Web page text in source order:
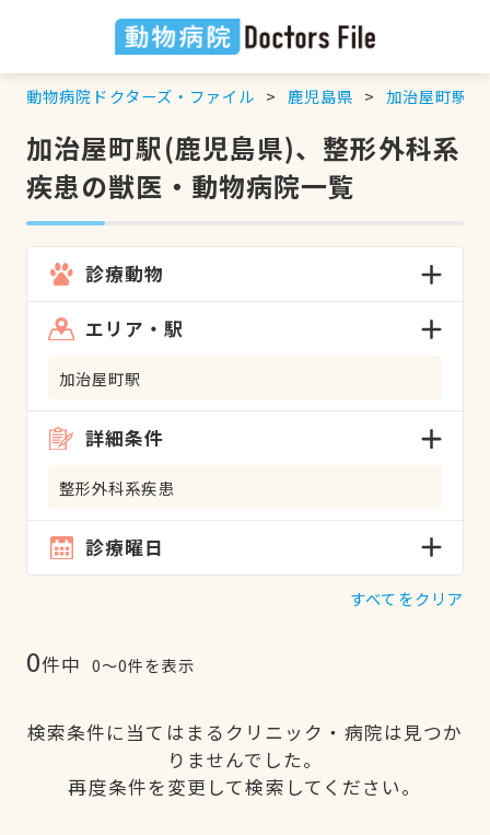
動物病院ドクターズ・ファイル 鹿児島県 加治屋町駅
加治屋町駅(鹿児島県)、整形外科系
疾患の獣医・動物病院一覧
診療動物
エリア・駅
加治屋町駅
詳細条件
整形外科系疾患
診療曜日
すべてをクリア
0件中 0〜0件を表示
検索条件に当てはまるクリニック・病院は見つか
りませんでした。
再度条件を変更して検索してください。